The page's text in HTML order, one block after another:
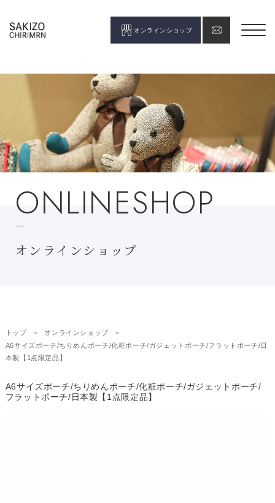
オンラインショップ
ONLINESHOP
オンラインショップ
トップ
オンラインショップ
A6サイズポーチ/ちりめんポーチ/化粧ポーチ/ガジェットポーチ/フラットポーチ/日
本製【1点限定品】
A6サイズポーチ/ちりめんポーチ/化粧ポーチ/ガジェットポーチ/
フラットポーチ/日本製【1点限定品】